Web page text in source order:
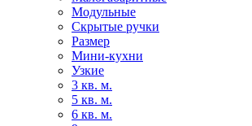
Модульные
Скрытые ручки
Размер
Мини-кухни
Узкие
3 кв. м.
5 кв. м.
6 кв. м.